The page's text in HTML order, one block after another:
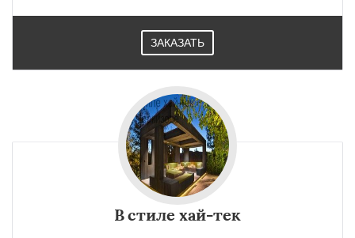
ЗАКАЗАТЬ
В стиле хай-тек